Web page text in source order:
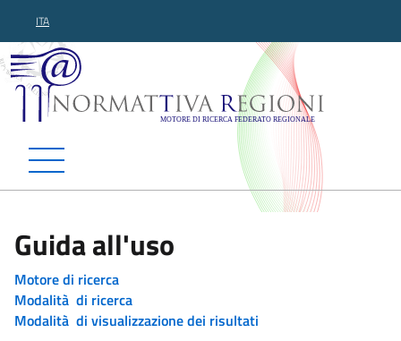
ITA
Normattiva Regioni -
Guida all'uso
Motore di ricerca
Modalità di ricerca
Modalità di visualizzazione dei risultati